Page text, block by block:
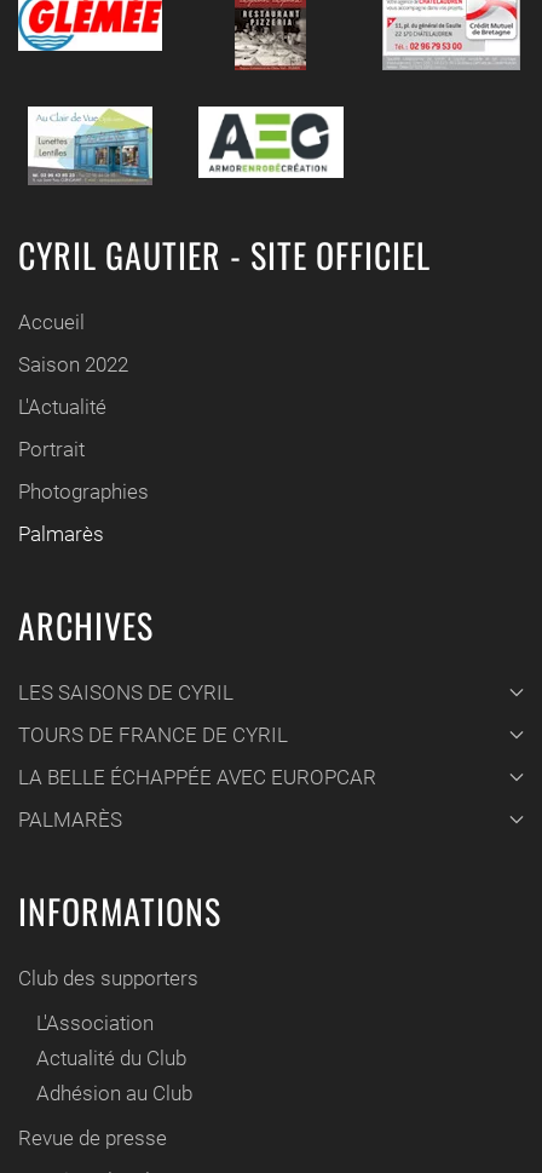
CYRIL GAUTIER - SITE OFFICIEL
Accueil
Saison 2022
L'Actualité
Portrait
Photographies
Palmarès
ARCHIVES
LES SAISONS DE CYRIL
TOURS DE FRANCE DE CYRIL
LA BELLE ÉCHAPPÉE AVEC EUROPCAR
PALMARÈS
INFORMATIONS
Club des supporters
L'Association
Actualité du Club
Adhésion au Club
Revue de presse